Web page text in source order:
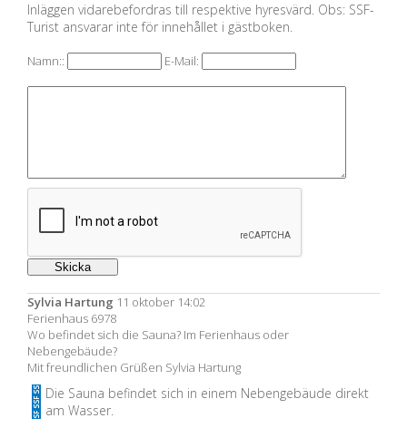
Inläggen vidarebefordras till respektive hyresvärd. Obs: SSF-
Turist ansvarar inte för innehållet i gästboken.
Namn:: E-Mail:
Sylvia Hartung 11 oktober 14:02
Ferienhaus 6978
Wo befindet sich die Sauna? Im Ferienhaus oder
Nebengebäude?
Mit freundlichen Grüßen Sylvia Hartung
Die Sauna befindet sich in einem Nebengebäude direkt
am Wasser.